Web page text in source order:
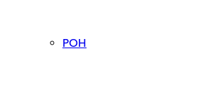
POH